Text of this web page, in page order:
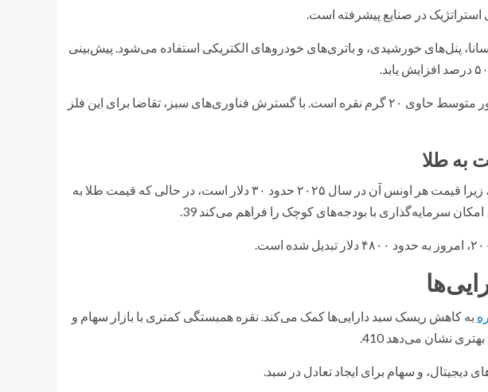
استراتژیک در صنایع پیشرفته است.
پنل‌های خورشیدی، و باتری‌های خودروهای الکتریکی استفاده می‌شود. پیش‌بینی
انرژی‌های تجدیدپذیر: هر پنل خورشیدی به‌طور متوسط حاوی ۲۰ گرم نقره است. با گسترش فناوری‌های سبز، تقاضا برای این فلز
نقره به‌عنوان «طلای فقرا» شناخته می‌شود، زیرا قیمت هر اونس آن در سال ۲۰۲۵ حدود ۳۰ دلار است، در حالی که قیمت طلا به
به کاهش ریسک سبد دارایی‌ها کمک می‌کند. نقره همبستگی کمتری با بازار سهام و
نشان می‌دهد 410.
دیجیتال، و سهام برای ایجاد تعادل در سبد.